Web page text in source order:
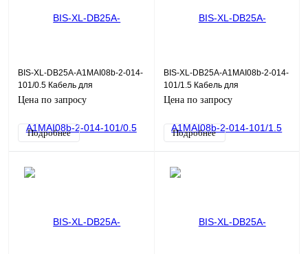
BIS-XL-DB25A-A1MAI08b-2-014-
101/0.5 Кабель для
объединительной платы DB25-
Цена по запросу
Подробнее
BIS-XL-DB25A-A1MAI08b-2-014-
101/1.5 Кабель для
объединительной платы DB25-
Цена по запросу
Подробнее